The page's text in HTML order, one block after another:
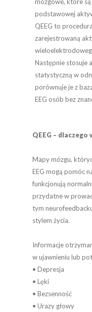
podstawowej
QEEG to
zarejestrowaną
Następnie stosuje
statystyczną w
porównuje je z
EEG osób bez
QEEG – dlaczego
Mapy mózgu,
EEG mogą pomóc
funkcjonują
przydatne w
tym
stylem życia.
Informacje
w ujawnieniu lub
• Depresja
• Lęki
• Bezsenność
• Urazy głowy